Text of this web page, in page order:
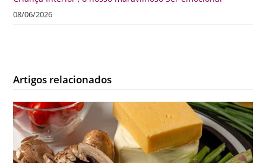
08/06/2026
Artigos relacionados